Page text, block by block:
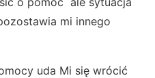
mi innego
uda Mi się wrócić